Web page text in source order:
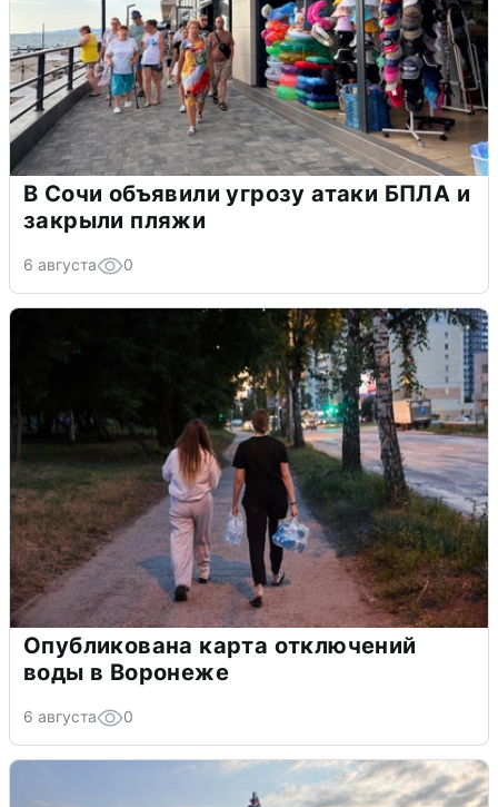
В Сочи объявили угрозу атаки БПЛА и
закрыли пляжи
6 августа 0
Опубликована карта отключений
воды в Воронеже
6 августа 0